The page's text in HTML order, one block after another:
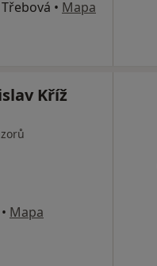
• Mapa
Kříž
• Mapa